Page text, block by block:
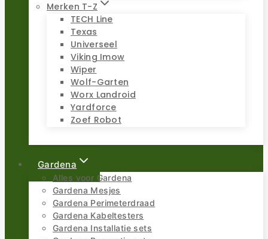
Merken T-Z
TECH Line
Texas
Universeel
Viking Imow
Wiper
Wolf-Garten
Worx Landroid
Yardforce
Zoef Robot
Gardena
Alles voor Gardena
Gardena Mesjes
Gardena Perimeterdraad
Gardena Kabeltesters
Gardena Installatie sets